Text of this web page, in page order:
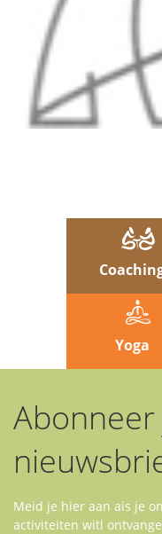
Yoga
Meid je hier aan ais je
activiteiten witl